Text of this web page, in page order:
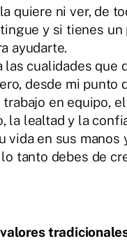
quiere ni ver, de
y si tienes un
ayudarte.
cualidades que
desde mi punto
en equipo,
la lealtad y la
vida en sus manos
tanto debes de
valores